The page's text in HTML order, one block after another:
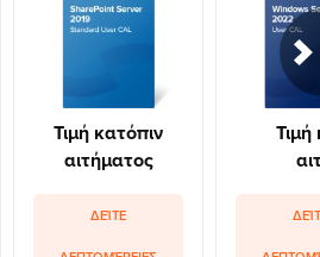
Τιμή κατόπιν
αιτήματος
ΔΕΊΤΕ
Τιμή